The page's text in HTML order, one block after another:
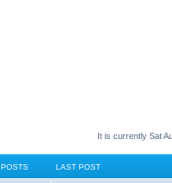
It is currently Sat
POSTS LAST POST